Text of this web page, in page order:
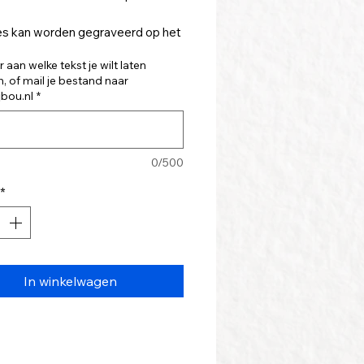
kan worden gegraveerd op het
cadeau te geven en te
ideaal cadeau om te geven als
de fles: 700 ml.
metaal.
aan welke tekst je wilt laten
of mail je bestand naar
*
0/500
*
In winkelwagen